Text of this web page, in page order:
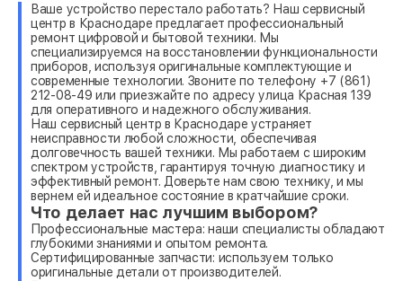
Ваше устройство перестало работать? Наш сервисный
центр в Краснодаре предлагает профессиональный
ремонт цифровой и бытовой техники. Мы
специализируемся на восстановлении функциональности
приборов, используя оригинальные комплектующие и
современные технологии. Звоните по телефону +7 (861)
212-08-49 или приезжайте по адресу улица Красная 139
для оперативного и надежного обслуживания.
Наш сервисный центр в Краснодаре устраняет
неисправности любой сложности, обеспечивая
долговечность вашей техники. Мы работаем с широким
спектром устройств, гарантируя точную диагностику и
эффективный ремонт. Доверьте нам свою технику, и мы
вернем ей идеальное состояние в кратчайшие сроки.
Что делает нас лучшим выбором?
Профессиональные мастера: наши специалисты обладают
глубокими знаниями и опытом ремонта.
Сертифицированные запчасти: используем только
оригинальные детали от производителей.